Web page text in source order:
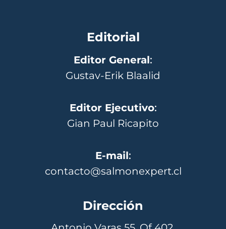
Editorial
Editor General:
Gustav-Erik Blaalid
Editor Ejecutivo:
Gian Paul Ricapito
E-mail:
contacto@salmonexpert.cl
Dirección